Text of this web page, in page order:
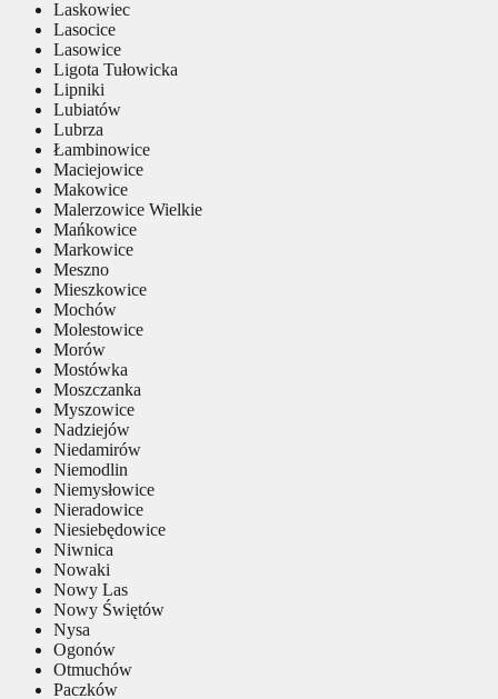
Laskowiec
Lasocice
Lasowice
Ligota Tułowicka
Lipniki
Lubiatów
Lubrza
Łambinowice
Maciejowice
Makowice
Malerzowice Wielkie
Mańkowice
Markowice
Meszno
Mieszkowice
Mochów
Molestowice
Morów
Mostówka
Moszczanka
Myszowice
Nadziejów
Niedamirów
Niemodlin
Niemysłowice
Nieradowice
Niesiebędowice
Niwnica
Nowaki
Nowy Las
Nowy Świętów
Nysa
Ogonów
Otmuchów
Paczków